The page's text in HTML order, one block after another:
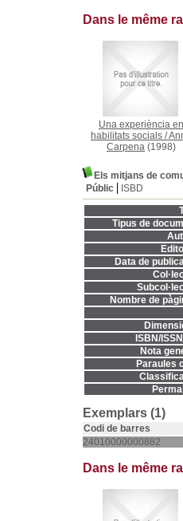
Dans le même
Una experiència en
habilitats socials /
Carpena (1998)
Els mitjans de
Públic
ISBD
Tipus de
Data de
Nombre de
ISBN/
Nota
Paraules
Exemplars (1)
Codi de barres
24010000000882
Dans le même